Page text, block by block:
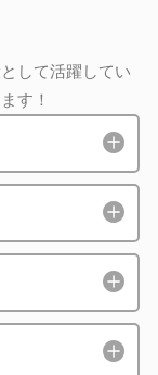
して活躍してい
す！